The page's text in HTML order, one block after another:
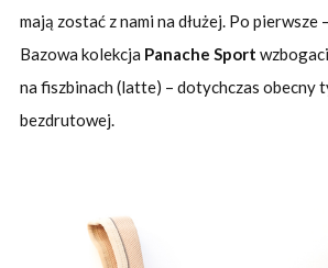
mają zostać z nami na dłużej. Po pierwsze
Bazowa kolekcja Panache Sport
na fiszbinach (latte) – dotychczas obecny
bezdrutowej.